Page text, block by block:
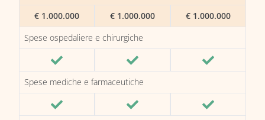
€ 1.000.000
€ 1.000.000
€ 1.000.000
Spese ospedaliere e chirurgiche
Spese mediche e farmaceutiche